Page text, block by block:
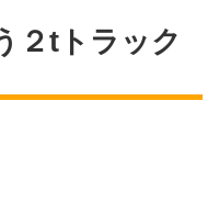
２tトラック